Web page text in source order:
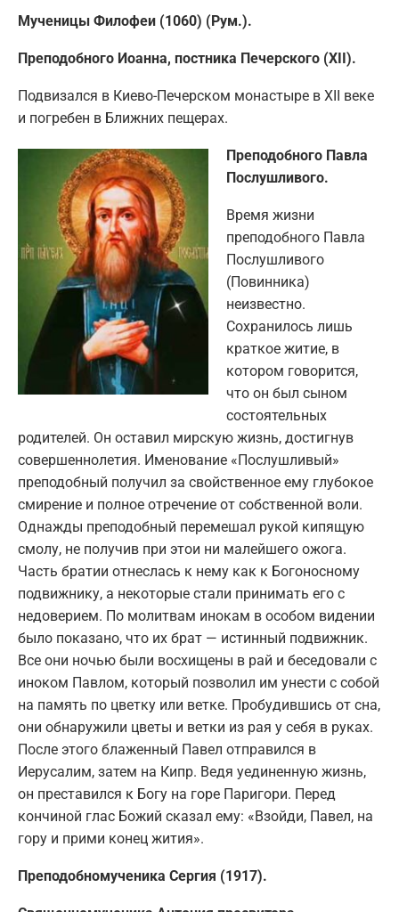
Мученицы Филофеи (1060) (Рум.).
Преподобного Иоанна, постника Печерского (XII).
Подвизался в Киево-Печерском монастыре в XII веке
и погребен в Ближних пещерах.
Преподобного Павла
Послушливого.
Время жизни
преподобного Павла
Послушливого
(Повинника)
неизвестно.
Сохранилось лишь
краткое житие, в
котором говорится,
что он был сыном
состоятельных
родителей. Он оставил мирскую жизнь, достигнув
совершеннолетия. Именование «Послушливый»
преподобный получил за свойственное ему глубокое
смирение и полное отречение от собственной воли.
Однажды преподобный перемешал рукой кипящую
смолу, не получив при этои ни малейшего ожога.
Часть братии отнеслась к нему как к Богоносному
подвижнику, а некоторые стали принимать его с
недоверием. По молитвам инокам в особом видении
было показано, что их брат — истинный подвижник.
Все они ночью были восхищены в рай и беседовали с
иноком Павлом, который позволил им унести с собой
на память по цветку или ветке. Пробудившись от сна,
они обнаружили цветы и ветки из рая у себя в руках.
После этого блаженный Павел отправился в
Иерусалим, затем на Кипр. Ведя уединенную жизнь,
он преставился к Богу на горе Паригори. Перед
кончиной глас Божий сказал ему: «Взойди, Павел, на
гору и прими конец жития».
Преподобномученика Сергия (1917).